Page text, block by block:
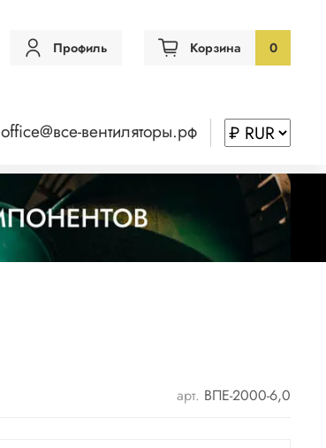
Профиль Корзина 0
office@все-вентиляторы.рф
арт. ВПЕ-2000-6,0